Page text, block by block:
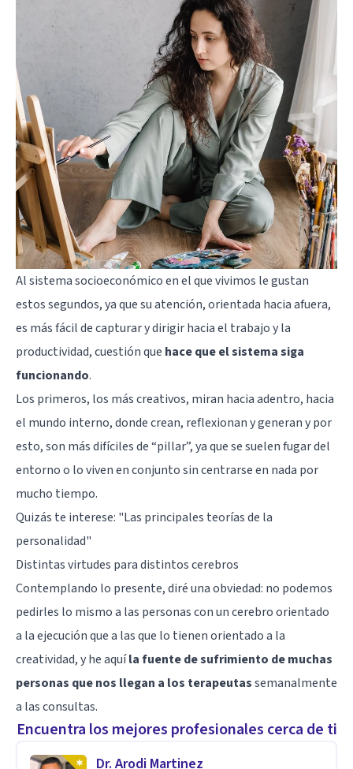
Al sistema socioeconómico en el que vivimos le gustan
estos segundos, ya que su atención, orientada hacia afuera,
es más fácil de capturar y dirigir hacia el trabajo y la
productividad, cuestión que hace que el sistema siga
funcionando.
Los primeros, los más creativos, miran hacia adentro, hacia
el mundo interno, donde crean, reflexionan y generan y por
esto, son más difíciles de “pillar”, ya que se suelen fugar del
entorno o lo viven en conjunto sin centrarse en nada por
mucho tiempo.
Quizás te interese: "Las principales teorías de la
personalidad"
Distintas virtudes para distintos cerebros
Contemplando lo presente, diré una obviedad: no podemos
pedirles lo mismo a las personas con un cerebro orientado
a la ejecución que a las que lo tienen orientado a la
creatividad, y he aquíla fuente de sufrimiento de muchas
personas que nos llegan a los terapeutassemanalmente
a las consultas.
Encuentra los mejores profesionales cerca de ti
Dr. Arodi Martinez